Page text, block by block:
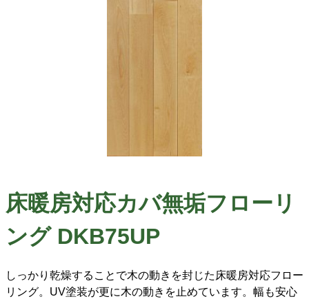
床暖房対応カバ無垢フローリ
ング DKB75UP
しっかり乾燥することで木の動きを封じた床暖房対応フロー
リング。UV塗装が更に木の動きを止めています。幅も安心